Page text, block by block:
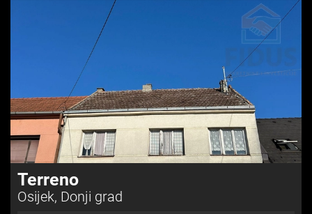
Terreno
Osijek, Donji grad